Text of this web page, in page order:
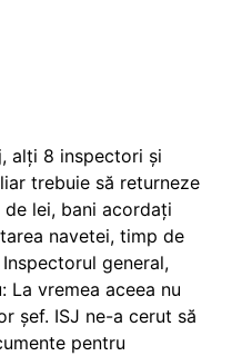
alți 8 inspectori și
trebuie să returneze
lei, bani acordați
navetei, timp de
general,
La vremea aceea nu
șef. ISJ ne-a cerut să
pentru